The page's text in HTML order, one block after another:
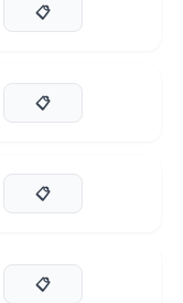
📋
📋
📋
📋